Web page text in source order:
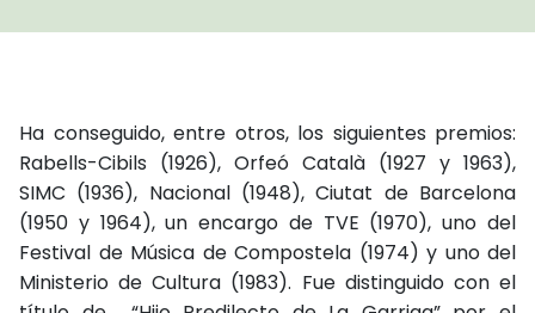
Ha conseguido, entre otros, los siguientes premios:
Rabells-Cibils (1926), Orfeó Català (1927 y 1963),
SIMC (1936), Nacional (1948), Ciutat de Barcelona
(1950 y 1964), un encargo de TVE (1970), uno del
Festival de Música de Compostela (1974) y uno del
Ministerio de Cultura (1983). Fue distinguido con el